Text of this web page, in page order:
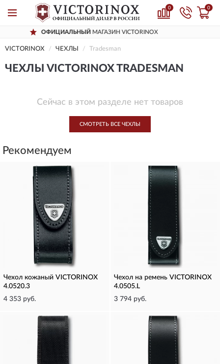
0 0
МАГАЗИН VICTORINOX
VICTORINOX ЧЕХЛЫ Tradesman
ЧЕХЛЫ VICTORINOX TRADESMAN
Сейчас в этом разделе нет товаров
СМОТРЕТЬ ВСЕ ЧЕХЛЫ
Рекомендуем
Чехол кожаный VICTORINOX
4.0520.3
4 353 руб.
Чехол на ремень VICTORINOX
4.0505.L
3 794 руб.